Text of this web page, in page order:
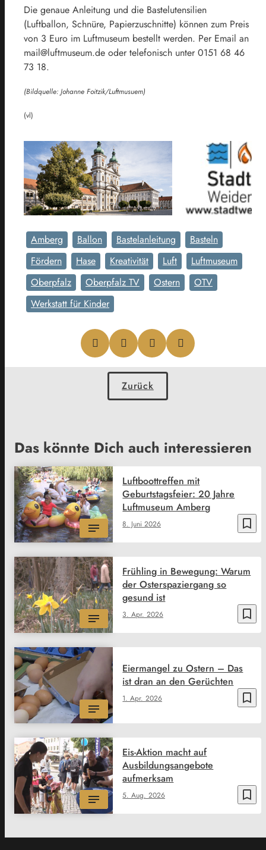
Die genaue Anleitung und die Bastelutensilien
(Luftballon, Schnüre, Papierzuschnitte) können zum Preis
von 3 Euro im Luftmuseum bestellt werden. Per Email an
mail@luftmuseum.de oder telefonisch unter 0151 68 46
73 18.
(Bildquelle: Johanne Foitzik/Luftmusuem)
(vl)
Amberg Ballon Bastelanleitung
Basteln
Fördern
Hase Kreativität Luft
Luftmuseum
Oberpfalz
Oberpfalz TV Ostern
OTV
Werkstatt für Kinder
Zurück
Das könnte Dich auch interessieren
bookmark_border
8. Juni 2026
Luftboottreffen mit
Geburtstagsfeier: 20 Jahre
Luftmuseum Amberg
bookmark_border
3. Apr. 2026
Frühling in Bewegung: Warum
der Osterspaziergang so
gesund ist
bookmark_border
1. Apr. 2026
Eiermangel zu Ostern – Das
ist dran an den Gerüchten
bookmark_border
5. Aug. 2026
Eis-Aktion macht auf
Ausbildungsangebote
aufmerksam